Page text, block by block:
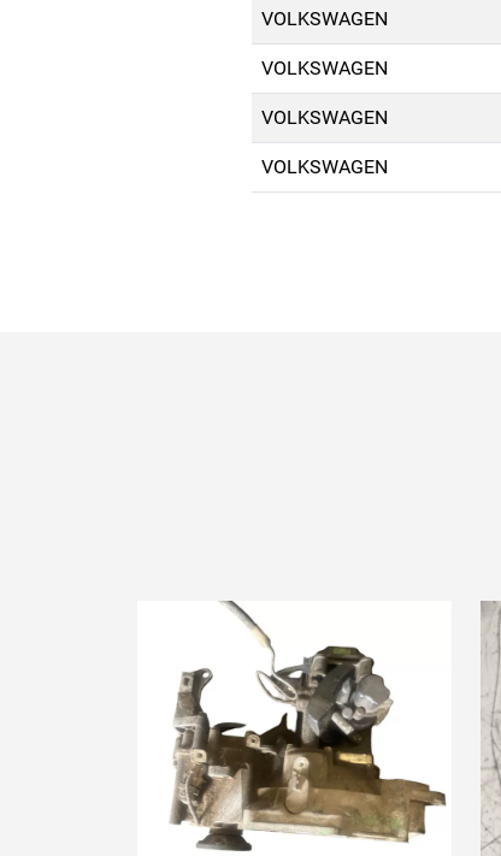
VOLKSWAGEN
VOLKSWAGEN
VOLKSWAGEN
VOLKSWAGEN